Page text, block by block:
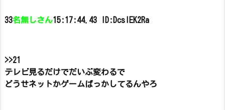
33名無しさん15:17:44.43 ID:DcslEK2Ra
>>21
テレビ見るだけでだいぶ変わるで
どうせネットかゲームばっかしてるんやろ